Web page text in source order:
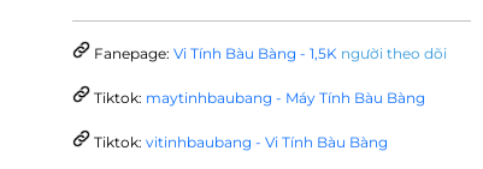
Fanepage: Vi Tính Bàu Bàng - 1,5K người theo dõi
Tiktok: maytinhbaubang - Máy Tính Bàu Bàng
Tiktok: vitinhbaubang - Vi Tính Bàu Bàng